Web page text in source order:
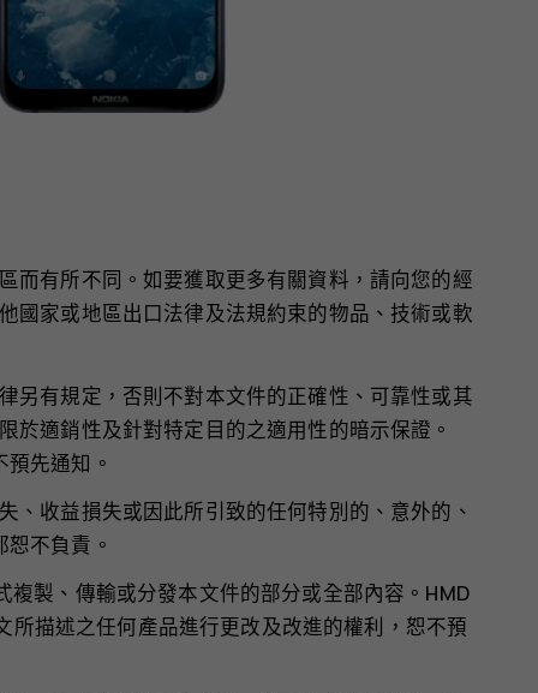
而有所不同。如要獲取更多有關資料，請向您的經
國家或地區出口法律及法規約束的物品、技術或軟
另有規定，否則不對本文件的正確性、可靠性或其
於適銷性及針對特定目的之適用性的暗示保證。
先通知。
、收益損失或因此所引致的任何特別的、意外的、
不負責。
製、傳輸或分發本文件的部分或全部內容。HMD
描述之任何產品進行更改及改進的權利，恕不預